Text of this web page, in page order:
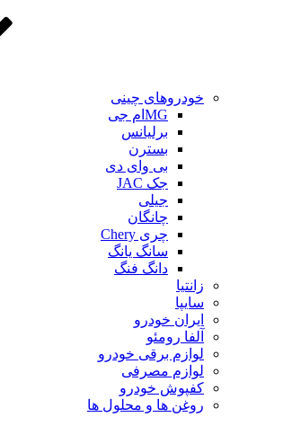
خودروهای چینی
MGام جی
برلیانس
بسترن
بی وای دی
جک JAC
جیلی
چانگان
چری Chery
سانگ یانگ
دانگ فنگ
زانتیا
سایپا
ایران خودرو
آلفا رومئو
لوازم برقی خودرو
لوازم مصرفی
کفپوش خودرو
روغن ها و محلول ها